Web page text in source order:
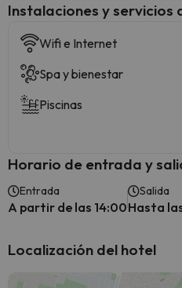
Instalaciones y servicios
Wifi e Internet
Spa y bienestar
Piscinas
Horario de entrada y
Entrada
A partir de las 14:00
Salida
Hasta
Localización del hotel